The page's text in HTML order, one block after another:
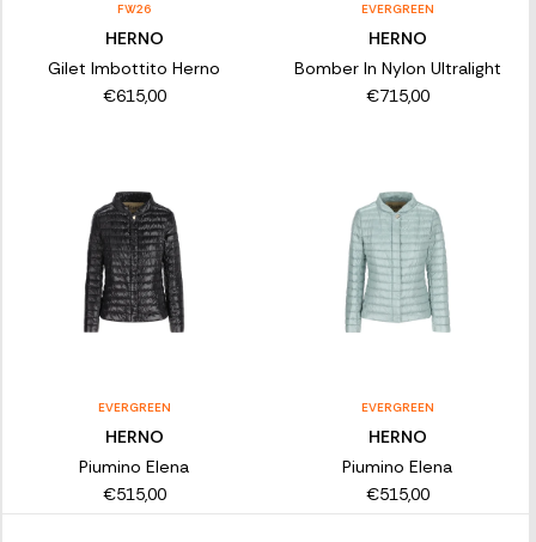
FW26
HERNO
Gilet Imbottito Herno
€615,00
EVERGREEN
HERNO
Bomber In Nylon Ultralight
€715,00
EVERGREEN
HERNO
Piumino Elena
€515,00
EVERGREEN
HERNO
Piumino Elena
€515,00